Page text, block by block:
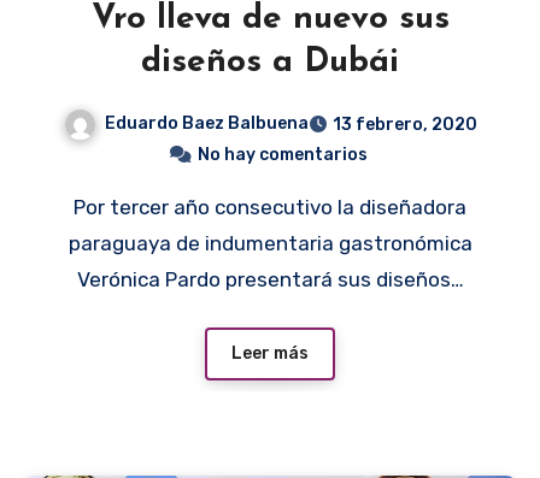
Vro lleva de nuevo sus
diseños a Dubái
Eduardo Baez Balbuena
13 febrero, 2020
No hay comentarios
Por tercer año consecutivo la diseñadora
paraguaya de indumentaria gastronómica
Verónica Pardo presentará sus diseños…
Leer más